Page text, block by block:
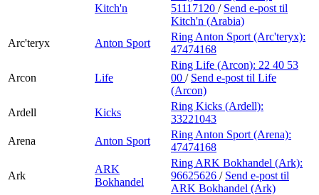
Kitch'n
51117120 / Send e-post til
Kitch'n (Arabia)
Arc'teryx
Anton Sport
Ring Anton Sport (Arc'teryx):
47474168
Arcon Life
Ring Life (Arcon): 22 40 53
00 / Send e-post til Life
(Arcon)
Ardell
Kicks
Ring Kicks (Ardell):
33221043
Arena
Anton Sport
Ring Anton Sport (Arena):
47474168
Ark
ARK
Bokhandel
Ring ARK Bokhandel (Ark):
96625626 / Send e-post til
ARK Bokhandel (Ark)